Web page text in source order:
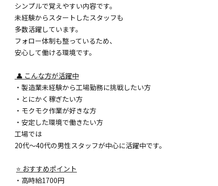
シンプルで覚えやすい内容です。
未経験からスタートしたスタッフも
多数活躍しています。
フォロー体制も整っているため、
安心して働ける環境です。
👤 こんな方が活躍中
・製造業未経験から工場勤務に挑戦したい方
・とにかく稼ぎたい方
・モクモク作業が好きな方
・安定した環境で働きたい方
工場では
20代〜40代の男性スタッフが中心に活躍中です。
⭐ おすすめポイント
・高時給1700円